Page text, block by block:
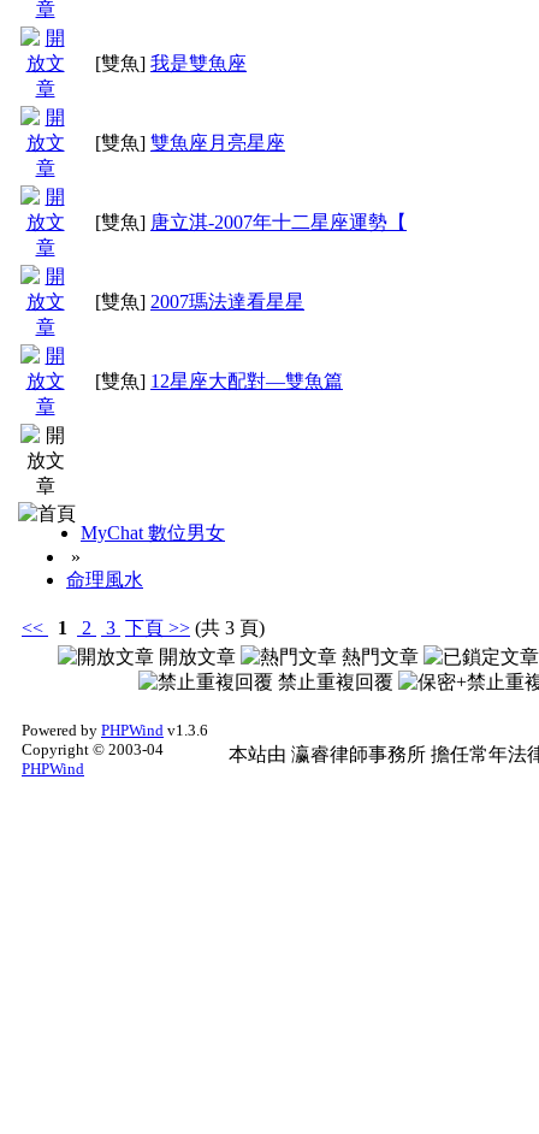
[雙魚] 我是雙魚座
[雙魚] 雙魚座月亮星座
[雙魚] 唐立淇-2007年十二星座運勢【
[雙魚] 2007瑪法達看星星
[雙魚] 12星座大配對—雙魚篇
MyChat 數位男女
»
命理風水
<< 1 2 3 下頁 >> (共 3 頁)
開放文章
熱門文章
禁止重複回覆
Powered by PHPWind v1.3.6
Copyright © 2003-04
PHPWind
本站由 瀛睿律師事務所 擔任常年法